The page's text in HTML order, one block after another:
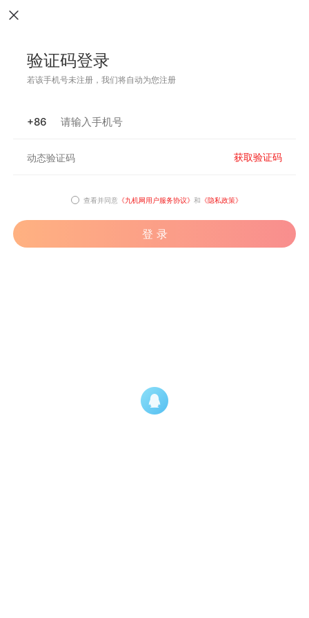
验证码登录
若该手机号未注册，我们将自动为您注册
+86
获取验证码
查看并同意 《九机网用户服务协议》 和 《隐私政策》
登 录